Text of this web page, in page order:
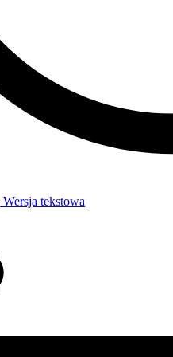
Wersja tekstowa